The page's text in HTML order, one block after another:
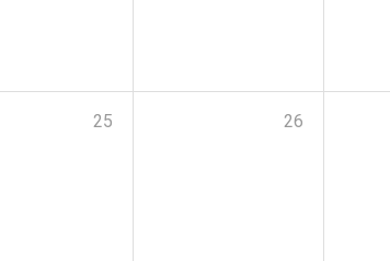
25 26